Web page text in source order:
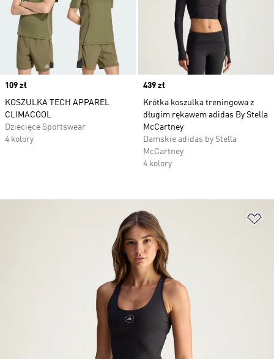
Price
109 zł
KOSZULKA TECH APPAREL
CLIMACOOL
Dziecięce Sportswear
4 kolory
Price
439 zł
Krótka koszulka treningowa z
długim rękawem adidas By Stella
McCartney
Damskie adidas by Stella
McCartney
4 kolory